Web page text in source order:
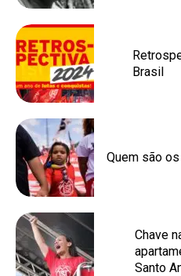
Brasil
Quem são
Chave
Santo